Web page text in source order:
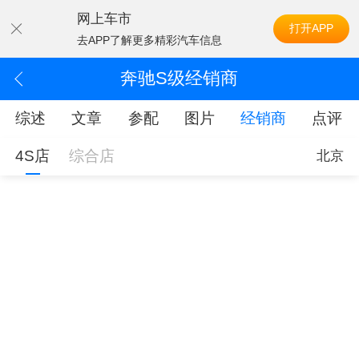
网上车市
去APP了解更多精彩汽车信息
打开APP
奔驰S级经销商
综述 文章 参配 图片 经销商 点评
4S店 综合店 北京